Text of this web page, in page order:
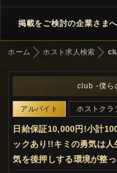
掲載をご検討の企業さまへ
ホーム ホスト求人検索
club -僕ら
アルバイト ホストクラ
日給保証10,000円!小計
ックあり!!キミの勇気は
気を後押しする環境が整